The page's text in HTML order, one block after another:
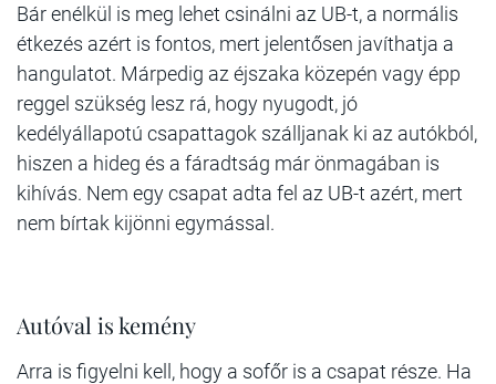
Bár enélkül is meg lehet csinálni az UB-t, a normális
étkezés azért is fontos, mert jelentősen javíthatja a
hangulatot. Márpedig az éjszaka közepén vagy épp
reggel szükség lesz rá, hogy nyugodt, jó
kedélyállapotú csapattagok szálljanak ki az autókból,
hiszen a hideg és a fáradtság már önmagában is
kihívás. Nem egy csapat adta fel az UB-t azért, mert
nem bírtak kijönni egymással.
Autóval is kemény
Arra is figyelni kell, hogy a sofőr is a csapat része. Ha